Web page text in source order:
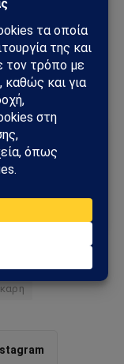
Newsκαι
News
να λαμβάνεις
αναλύσεις.